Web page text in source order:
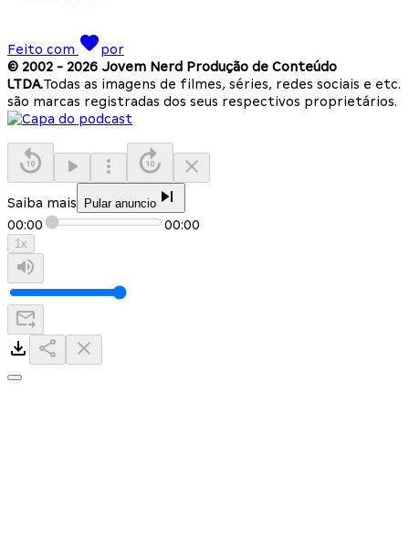
Feito com
por
© 2002 - 2026 Jovem Nerd Produção de Conteúdo
LTDA.Todas as imagens de filmes, séries, redes sociais e etc.
são marcas registradas dos seus respectivos proprietários.
Saiba mais Pular anuncio
00:00 00:00
1x